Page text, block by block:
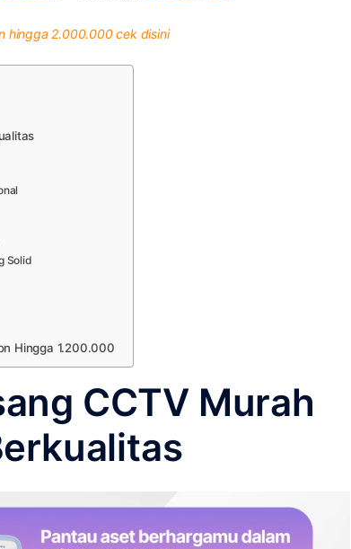
hingga 2.000.000 cek disini
Solid
Hingga 1.200.000
CCTV Murah